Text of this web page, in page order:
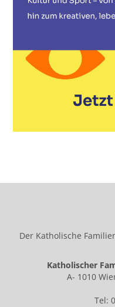
Der Katholische
Katholischer
A- 1010
Tel: